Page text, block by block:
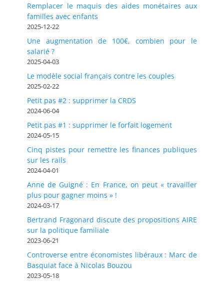
Remplacer le maquis des aides monétaires aux
familles avec enfants
2025-12-22
Une augmentation de 100€, combien pour le
salarié ?
2025-04-03
Le modèle social français contre les couples
2025-02-22
Petit pas #2 : supprimer la CRDS
2024-06-04
Petit pas #1 : supprimer le forfait logement
2024-05-15
Cinq pistes pour remettre les finances publiques
sur les rails
2024-04-01
Anne de Guigné : En France, on peut « travailler
plus pour gagner moins » !
2024-03-17
Bertrand Fragonard discute des propositions AIRE
sur la politique familiale
2023-06-21
Controverse entre économistes libéraux : Marc de
Basquiat face à Nicolas Bouzou
2023-05-18